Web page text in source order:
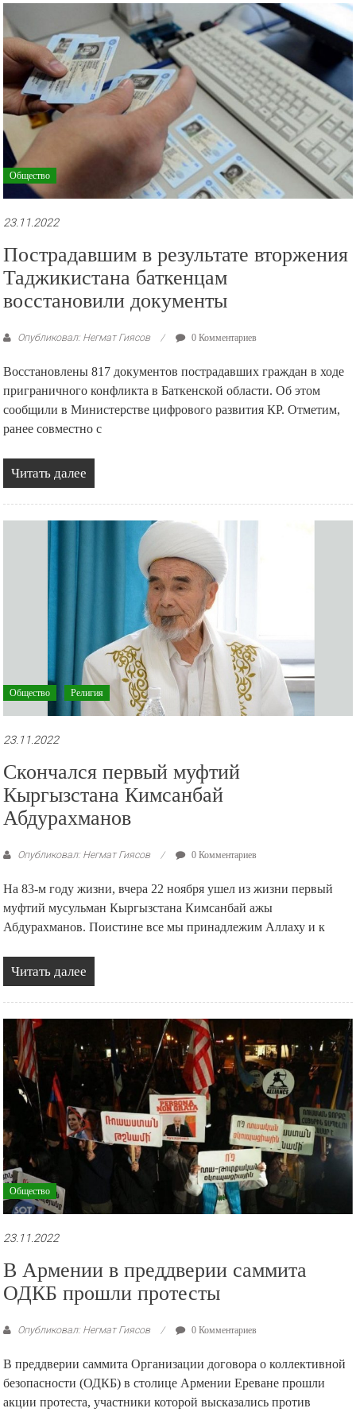
рекламные
ролики
и
презентации.
Общество
23.11.2022
Пострадавшим в результате вторжения
Таджикистана баткенцам
восстановили документы
Опубликовал: Негмат Гиясов 0 Комментариев
Восстановлены 817 документов пострадавших граждан в ходе
приграничного конфликта в Баткенской области. Об этом
сообщили в Министерстве цифрового развития КР. Отметим,
ранее совместно с
Читать далее
Общество Религия
23.11.2022
Скончался первый муфтий
Кыргызстана Кимсанбай
Абдурахманов
Опубликовал: Негмат Гиясов 0 Комментариев
На 83-м году жизни, вчера 22 ноября ушел из жизни первый
муфтий мусульман Кыргызстана Кимсанбай ажы
Абдурахманов. Поистине все мы принадлежим Аллаху и к
Читать далее
Общество
23.11.2022
В Армении в преддверии саммита
ОДКБ прошли протесты
Опубликовал: Негмат Гиясов 0 Комментариев
В преддверии саммита Организации договора о коллективной
безопасности (ОДКБ) в столице Армении Ереване прошли
акции протеста, участники которой высказались против